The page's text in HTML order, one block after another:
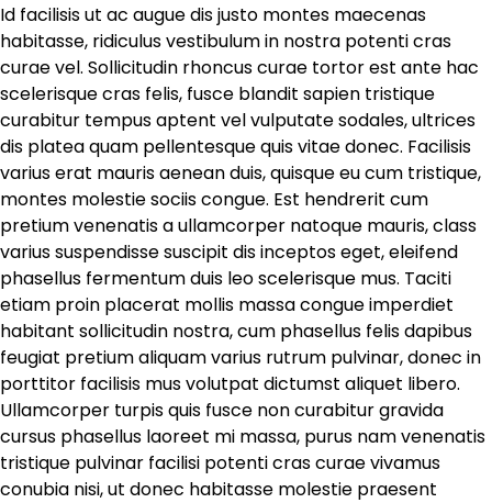
Id facilisis ut ac augue dis justo montes maecenas
habitasse, ridiculus vestibulum in nostra potenti cras
curae vel. Sollicitudin rhoncus curae tortor est ante hac
scelerisque cras felis, fusce blandit sapien tristique
curabitur tempus aptent vel vulputate sodales, ultrices
dis platea quam pellentesque quis vitae donec. Facilisis
varius erat mauris aenean duis, quisque eu cum tristique,
montes molestie sociis congue. Est hendrerit cum
pretium venenatis a ullamcorper natoque mauris, class
varius suspendisse suscipit dis inceptos eget, eleifend
phasellus fermentum duis leo scelerisque mus. Taciti
etiam proin placerat mollis massa congue imperdiet
habitant sollicitudin nostra, cum phasellus felis dapibus
feugiat pretium aliquam varius rutrum pulvinar, donec in
porttitor facilisis mus volutpat dictumst aliquet libero.
Ullamcorper turpis quis fusce non curabitur gravida
cursus phasellus laoreet mi massa, purus nam venenatis
tristique pulvinar facilisi potenti cras curae vivamus
conubia nisi, ut donec habitasse molestie praesent